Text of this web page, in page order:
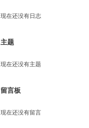
现在还没有日志
主题
现在还没有主题
留言板
现在还没有留言